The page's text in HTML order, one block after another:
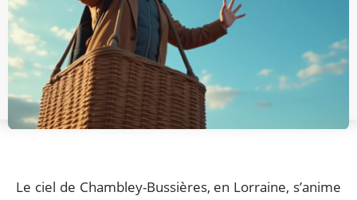
Le ciel de Chambley-Bussières, en Lorraine, s’anime